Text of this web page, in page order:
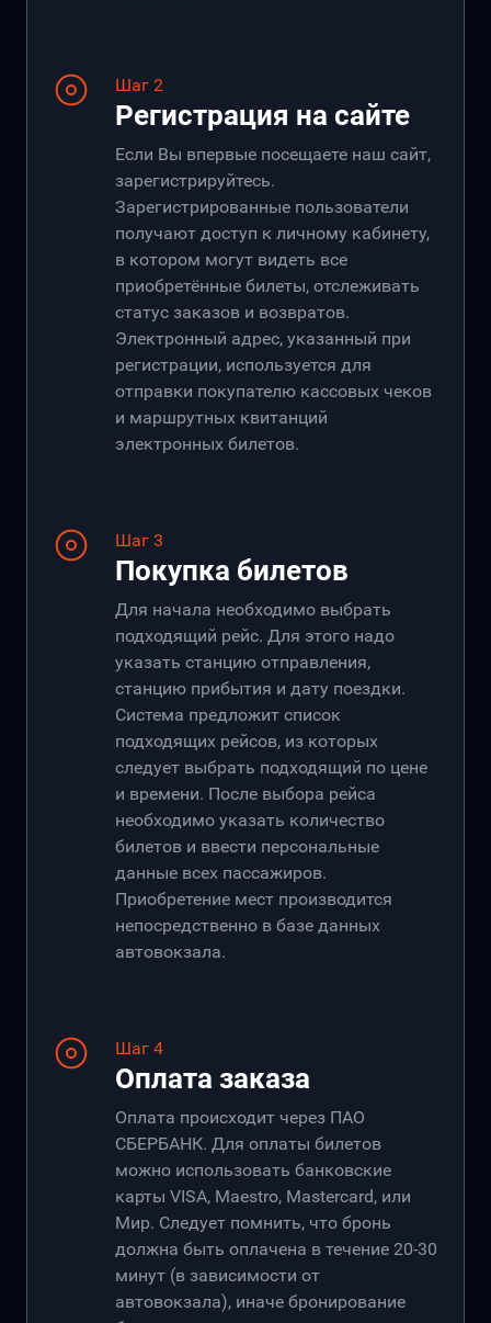
Шаг 2
Регистрация на сайте
Если Вы впервые посещаете наш сайт,
зарегистрируйтесь.
Зарегистрированные пользователи
получают доступ к личному кабинету,
в котором могут видеть все
приобретённые билеты, отслеживать
статус заказов и возвратов.
Электронный адрес, указанный при
регистрации, используется для
отправки покупателю кассовых чеков
и маршрутных квитанций
электронных билетов.
Шаг 3
Покупка билетов
Для начала необходимо выбрать
подходящий рейс. Для этого надо
указать станцию отправления,
станцию прибытия и дату поездки.
Система предложит список
подходящих рейсов, из которых
следует выбрать подходящий по цене
и времени. После выбора рейса
необходимо указать количество
билетов и ввести персональные
данные всех пассажиров.
Приобретение мест производится
непосредственно в базе данных
автовокзала.
Шаг 4
Оплата заказа
Оплата происходит через ПАО
СБЕРБАНК. Для оплаты билетов
можно использовать банковские
карты VISA, Maestro, Mastercard, или
Мир. Следует помнить, что бронь
должна быть оплачена в течение 20-30
минут (в зависимости от
автовокзала), иначе бронирование